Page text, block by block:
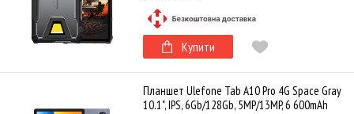
Купити
Планшет Ulefone Tab A10 Pro 4G Space Gray
10.1", IPS, 6Gb/128Gb, 5MP/13MP, 6 600mAh